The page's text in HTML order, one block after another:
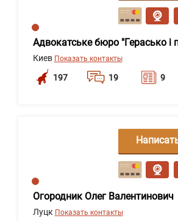
Адвокатське бюро "Герасько і
Киев Показать контакты
197 19 9
Огородник Олег Валентинович
Луцк Показать контакты